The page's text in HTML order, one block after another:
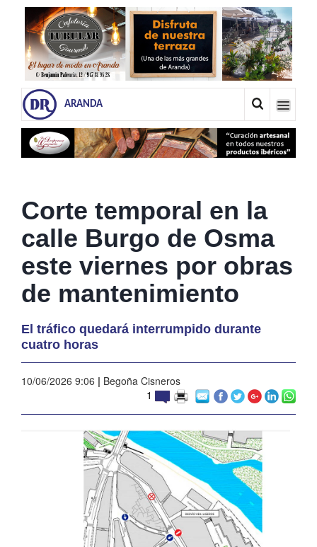
ARANDA
Corte temporal en la
calle Burgo de Osma
este viernes por obras
de mantenimiento
El tráfico quedará interrumpido durante
cuatro horas
10/06/2026 9:06 | Begoña Cisneros
1